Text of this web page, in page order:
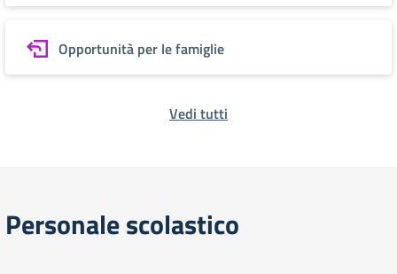
Opportunità per le famiglie
Vedi tutti
Personale scolastico